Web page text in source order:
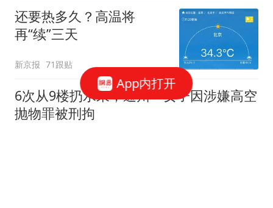
还要热多久？高温将
再“续”三天
新京报 71跟贴
6次从9楼扔水果，通州一女子因涉嫌高空
抛物罪被刑拘
App内打开